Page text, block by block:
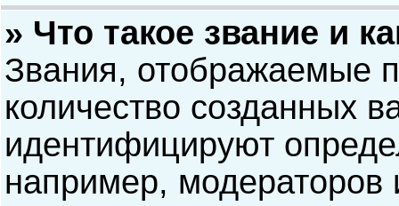
» Что такое звание и
Звания, отображаемые
количество созданных
идентифицируют
например,